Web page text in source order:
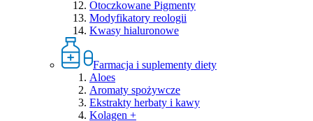
Otoczkowane Pigmenty
Modyfikatory reologii
Kwasy hialuronowe
Farmacja i suplementy diety
Aloes
Aromaty spożywcze
Ekstrakty herbaty i kawy
Kolagen +